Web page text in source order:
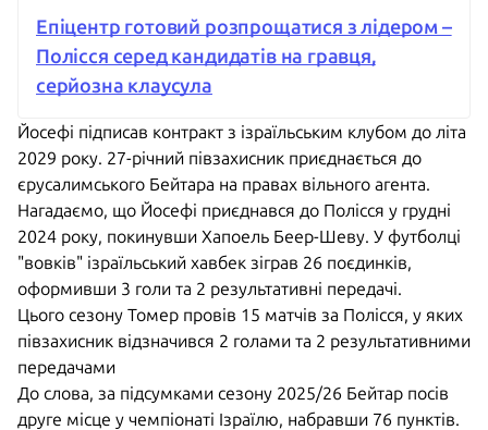
Епіцентр готовий розпрощатися з лідером –
Полісся серед кандидатів на гравця,
серйозна клаусула
Йосефі підписав контракт з ізраїльським клубом до літа
2029 року. 27-річний півзахисник приєднається до
єрусалимського Бейтара на правах вільного агента.
Нагадаємо, що Йосефі приєднався до Полісся у грудні
2024 року, покинувши Хапоель Беер-Шеву. У футболці
"вовків" ізраїльський хавбек зіграв 26 поєдинків,
оформивши 3 голи та 2 результативні передачі.
Цього сезону Томер провів 15 матчів за Полісся, у яких
півзахисник відзначився 2 голами та 2 результативними
передачами
До слова, за підсумками сезону 2025/26 Бейтар посів
друге місце у чемпіонаті Ізраїлю, набравши 76 пунктів.